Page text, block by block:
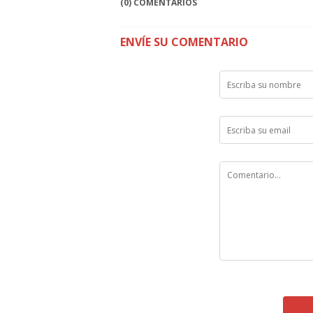
(0) COMENTARIOS
ENVÍE SU COMENTARIO